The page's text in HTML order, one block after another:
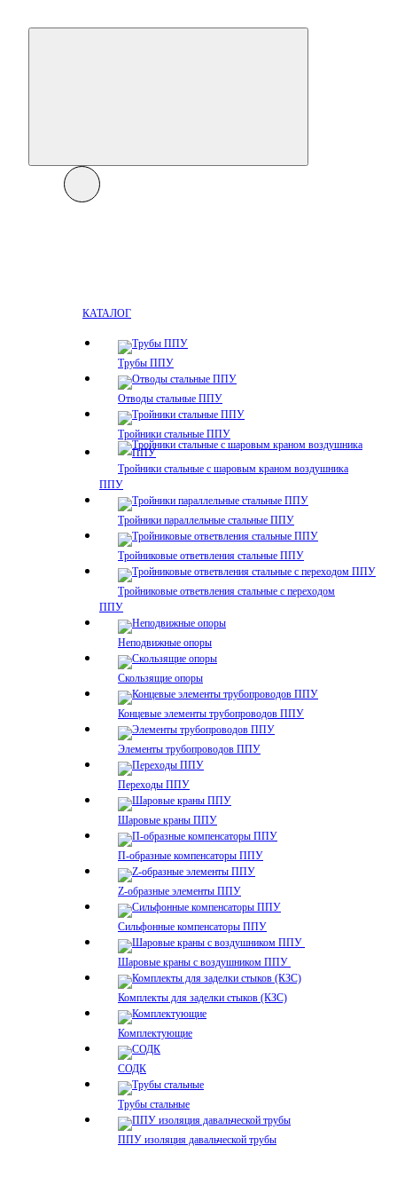
КАТАЛОГ
Трубы ППУ
Отводы стальные ППУ
Тройники стальные ППУ
Тройники стальные с шаровым краном воздушника
ППУ
Тройники параллельные стальные ППУ
Тройниковые ответвления стальные ППУ
Тройниковые ответвления стальные с переходом
ППУ
Неподвижные опоры
Скользящие опоры
Концевые элементы трубопроводов ППУ
Элементы трубопроводов ППУ
Переходы ППУ
Шаровые краны ППУ
П-образные компенсаторы ППУ
Z-образные элементы ППУ
Сильфонные компенсаторы ППУ
Шаровые краны с воздушником ППУ
Комплекты для заделки стыков (КЗС)
Комплектующие
СОДК
Трубы стальные
ППУ изоляция давальческой трубы